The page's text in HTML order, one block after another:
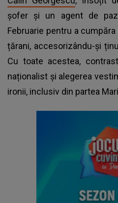
șofer și un agent de
Februarie pentru a
țărani, accesorizându-și
Cu toate acestea,
naționalist și alegerea
ironii, inclusiv din partea